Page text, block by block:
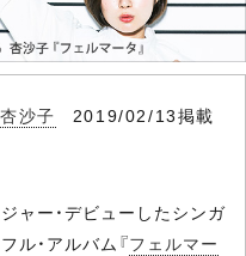
杏沙子 2019/02/13掲載
ジャー・デビューしたシンガ
ル・アルバム『フェルマー